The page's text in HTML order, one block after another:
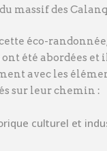
massif des
éco-
été abordées et
avec les
sur leur chemin :
culturel et